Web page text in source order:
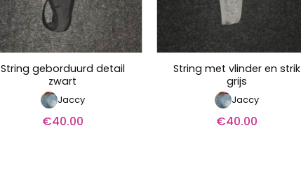
String geborduurd detail
zwart
Jaccy
€40.00
String met vlinder en strik
grijs
Jaccy
€40.00